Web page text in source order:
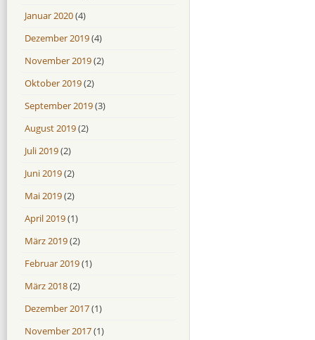
Januar 2020(4)
Dezember 2019(4)
November 2019(2)
Oktober 2019(2)
September 2019(3)
August 2019(2)
Juli 2019(2)
Juni 2019(2)
Mai 2019(2)
April 2019(1)
März 2019(2)
Februar 2019(1)
März 2018(2)
Dezember 2017(1)
November 2017(1)